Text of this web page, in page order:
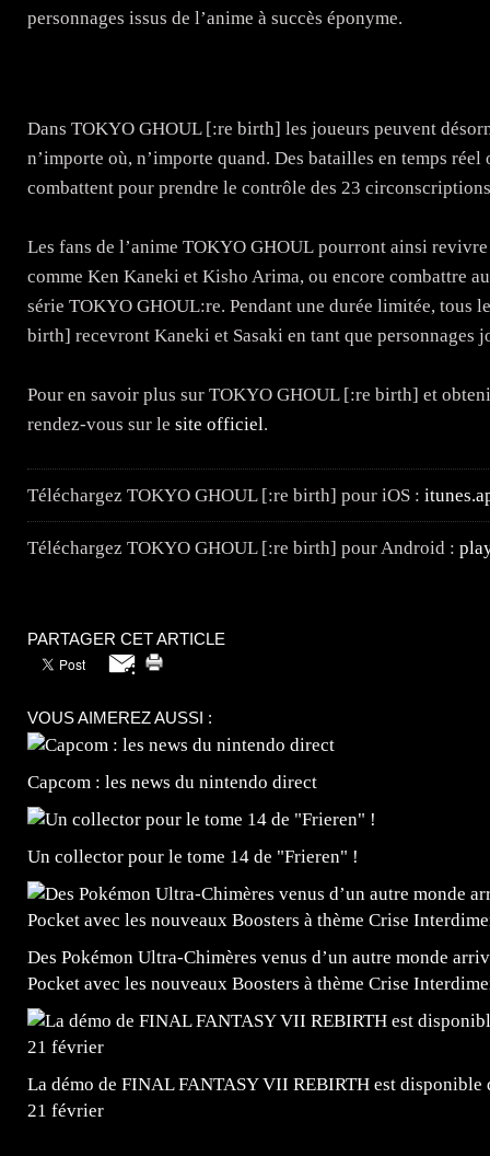
personnages issus de l’anime à succès éponyme.
Dans TOKYO GHOUL [:re birth] les joueurs peuvent
n’importe où, n’importe quand. Des batailles en temps
combattent pour prendre le contrôle des 23
Les fans de l’anime TOKYO GHOUL pourront ainsi
comme Ken Kaneki et Kisho Arima, ou encore combattre
série TOKYO GHOUL:re. Pendant une durée limitée, tous
birth] recevront Kaneki et Sasaki en tant que personnages
Pour en savoir plus sur TOKYO GHOUL [:re birth] et
rendez-vous sur le site officiel.
Téléchargez TOKYO GHOUL [:re birth] pour iOS :
Téléchargez TOKYO GHOUL [:re birth] pour Android :
PARTAGER CET ARTICLE
VOUS AIMEREZ AUSSI :
Capcom : les news du nintendo direct
Un collector pour le tome 14 de "Frieren" !
Des Pokémon Ultra-Chimères venus d’un autre monde
Pocket avec les nouveaux Boosters à thème Crise
La démo de FINAL FANTASY VII REBIRTH est
21 février